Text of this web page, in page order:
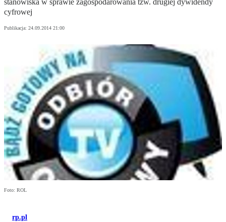
stanowiska w sprawie zagospodarowania tzw. drugiej dywidendy
cyfrowej
Publikacja: 24.09.2014 21:00
Foto: ROL
rp.pl